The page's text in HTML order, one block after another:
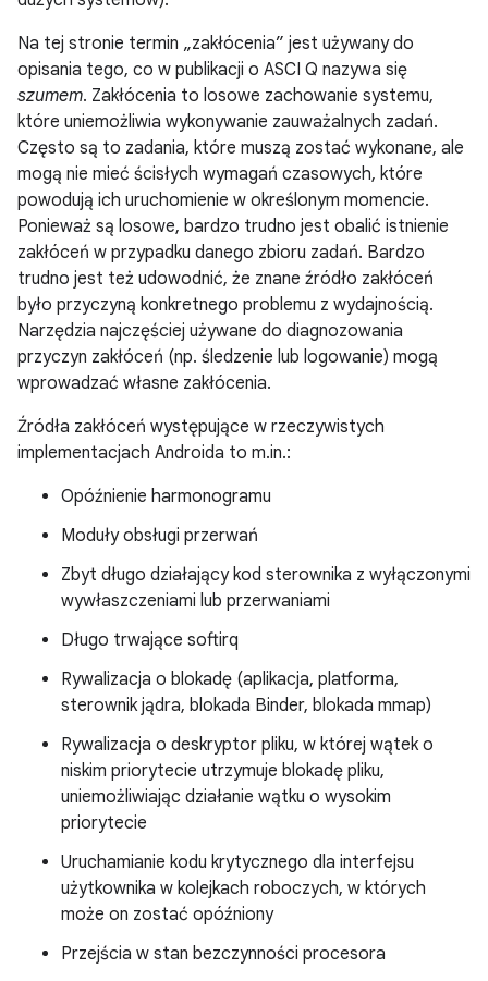
Na tej stronie termin „zakłócenia” jest używany do
opisania tego, co w publikacji o ASCI Q nazywa się
szumem. Zakłócenia to losowe zachowanie systemu,
które uniemożliwia wykonywanie zauważalnych zadań.
Często są to zadania, które muszą zostać wykonane, ale
mogą nie mieć ścisłych wymagań czasowych, które
powodują ich uruchomienie w określonym momencie.
Ponieważ są losowe, bardzo trudno jest obalić istnienie
zakłóceń w przypadku danego zbioru zadań. Bardzo
trudno jest też udowodnić, że znane źródło zakłóceń
było przyczyną konkretnego problemu z wydajnością.
Narzędzia najczęściej używane do diagnozowania
przyczyn zakłóceń (np. śledzenie lub logowanie) mogą
wprowadzać własne zakłócenia.
Źródła zakłóceń występujące w rzeczywistych
implementacjach Androida to m.in.:
Opóźnienie harmonogramu
Moduły obsługi przerwań
Zbyt długo działający kod sterownika z wyłączonymi
wywłaszczeniami lub przerwaniami
Długo trwające softirq
Rywalizacja o blokadę (aplikacja, platforma,
sterownik jądra, blokada Binder, blokada mmap)
Rywalizacja o deskryptor pliku, w której wątek o
niskim priorytecie utrzymuje blokadę pliku,
uniemożliwiając działanie wątku o wysokim
priorytecie
Uruchamianie kodu krytycznego dla interfejsu
użytkownika w kolejkach roboczych, w których
może on zostać opóźniony
Przejścia w stan bezczynności procesora